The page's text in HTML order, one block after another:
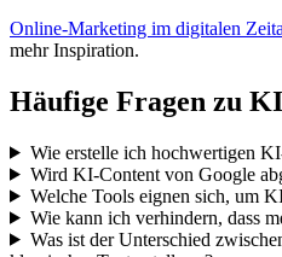
Online-Marketing im digitalen
mehr Inspiration.
Häufige Fragen zu
Wie erstelle ich hochwertigen
Wird KI-Content von Google
Welche Tools eignen sich, um
Wie kann ich verhindern, dass
Was ist der Unterschied